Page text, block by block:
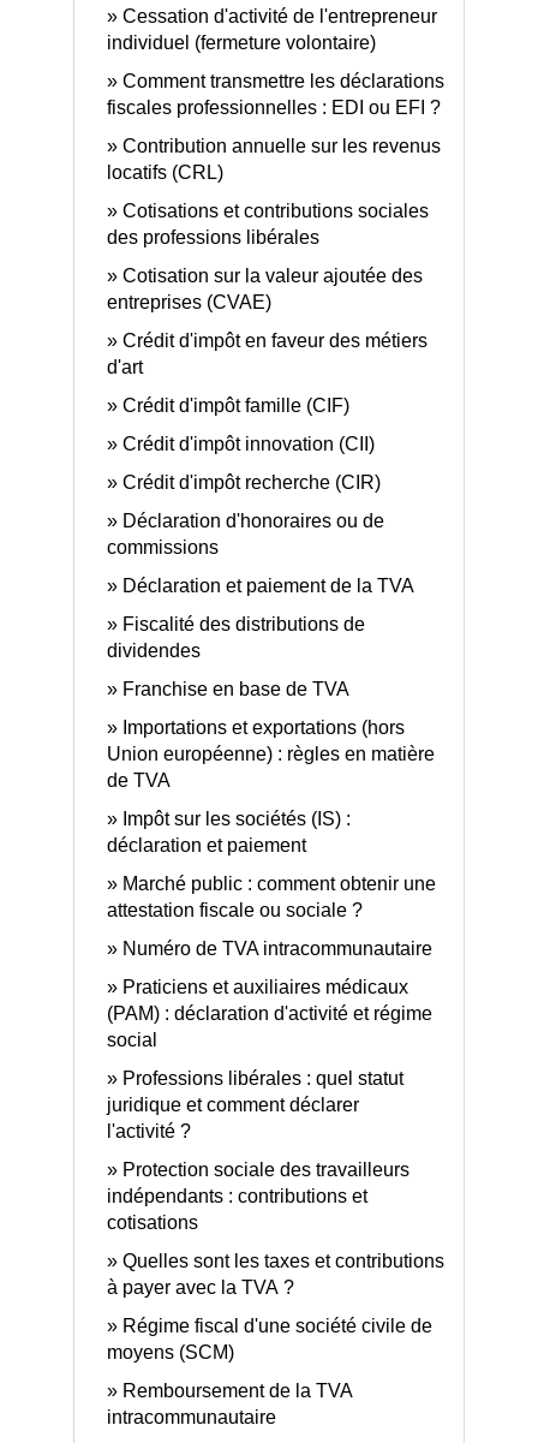
Cessation d'activité de l'entrepreneur
individuel (fermeture volontaire)
Comment transmettre les déclarations
fiscales professionnelles : EDI ou EFI ?
Contribution annuelle sur les revenus
locatifs (CRL)
Cotisations et contributions sociales
des professions libérales
Cotisation sur la valeur ajoutée des
entreprises (CVAE)
Crédit d'impôt en faveur des métiers
d'art
Crédit d'impôt famille (CIF)
Crédit d'impôt innovation (CII)
Crédit d'impôt recherche (CIR)
Déclaration d'honoraires ou de
commissions
Déclaration et paiement de la TVA
Fiscalité des distributions de
dividendes
Franchise en base de TVA
Importations et exportations (hors
Union européenne) : règles en matière
de TVA
Impôt sur les sociétés (IS) :
déclaration et paiement
Marché public : comment obtenir une
attestation fiscale ou sociale ?
Numéro de TVA intracommunautaire
Praticiens et auxiliaires médicaux
(PAM) : déclaration d'activité et régime
social
Professions libérales : quel statut
juridique et comment déclarer
l'activité ?
Protection sociale des travailleurs
indépendants : contributions et
cotisations
Quelles sont les taxes et contributions
à payer avec la TVA ?
Régime fiscal d'une société civile de
moyens (SCM)
Remboursement de la TVA
intracommunautaire